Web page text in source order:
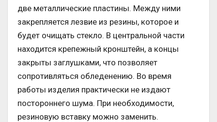
две металлические пластины. Между ними
закрепляется лезвие из резины, которое и
будет очищать стекло. В центральной части
находится крепежный кронштейн, а концы
закрыты заглушками, что позволяет
сопротивляться обледенению. Во время
работы изделия практически не издают
постороннего шума. При необходимости,
резиновую вставку можно заменить.